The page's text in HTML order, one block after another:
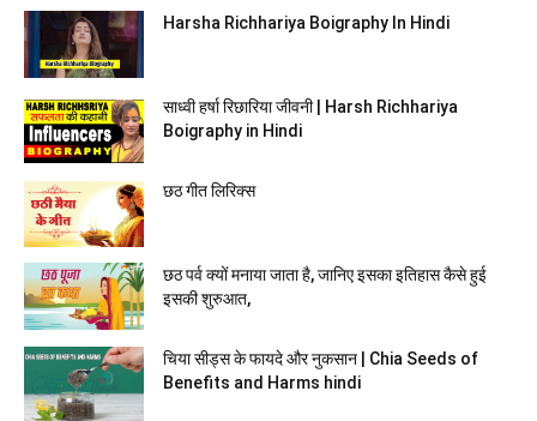
Harsha Richhariya Boigraphy In Hindi
साध्वी हर्षा रिछारिया जीवनी | Harsh Richhariya
Boigraphy in Hindi
छठ गीत लिरिक्स
छठ पर्व क्यों मनाया जाता है, जानिए इसका इतिहास कैसे हुई
इसकी शुरुआत,
चिया सीड्स के फायदे और नुकसान | Chia Seeds of
Benefits and Harms hindi